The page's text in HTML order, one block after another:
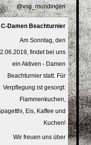
@vsg_mundingen
C-Damen Beachturnier
Am Sonntag, den
findet bei uns
ein Aktiven - Damen
Beachturnier statt. Für
Verpflegung ist gesorgt:
Flammenkuchen,
Eis, Kaffee und
Kuchen!
Wir freuen uns über